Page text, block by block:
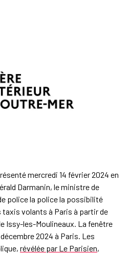
mercredi 14 février 2024 en
Darmanin, le ministre de
police la police la possibilité
taxis volants à Paris à partir de
Issy-les-Moulineaux. La fenêtre
2024 à Paris. Les
révélée par Le Parisien,